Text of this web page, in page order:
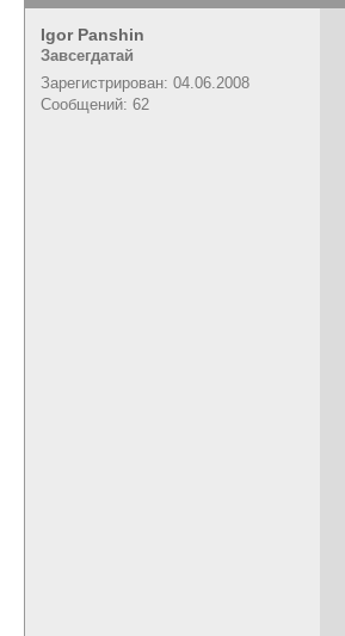
Igor Panshin
Завсегдатай
Зарегистрирован: 04.06.2008
Сообщений: 62